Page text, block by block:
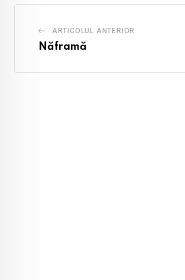
ARTICOLUL ANTERIOR
Năframă